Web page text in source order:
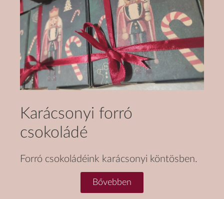
Karácsonyi forró
csokoládé
Forró csokoládéink karácsonyi köntösben.
Bővebben